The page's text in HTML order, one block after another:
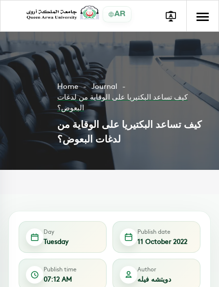
AR
Home
Journal
كيف تساعد البكتيريا على الوقاية من لدغات
البعوض؟
كيف تساعد البكتيريا على الوقاية من
لدغات البعوض؟
Day
Tuesday
Publish date
11 October 2022
Publish time
07:12 AM
Author
دويتشه فيله